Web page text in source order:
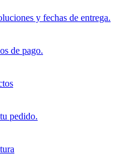
y fechas de entrega.
de pago.
pedido.